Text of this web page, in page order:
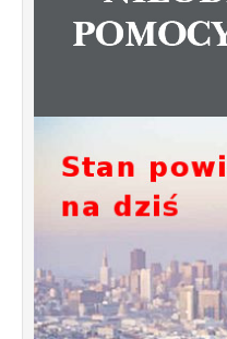
funkcjonowaniu
kursujących na